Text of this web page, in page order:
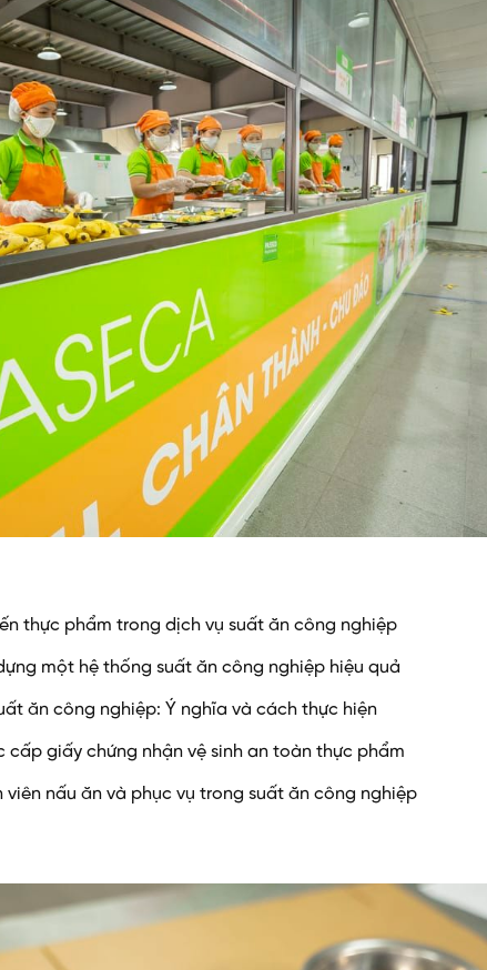
thực phẩm trong dịch vụ suất ăn công nghiệp
một hệ thống suất ăn công nghiệp hiệu quả
ăn công nghiệp: Ý nghĩa và cách thực hiện
cấp giấy chứng nhận vệ sinh an toàn thực phẩm
nấu ăn và phục vụ trong suất ăn công nghiệp